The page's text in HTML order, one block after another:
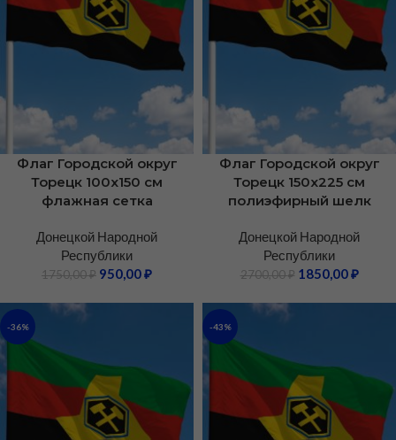
Флаг Городской округ
Торецк 100х150 см
флажная сетка
Донецкой Народной
Республики
1750,00₽ 950,00₽
Флаг Городской округ
Торецк 150х225 см
полиэфирный шелк
Донецкой Народной
Республики
2700,00₽ 1850,00₽
-36% -43%